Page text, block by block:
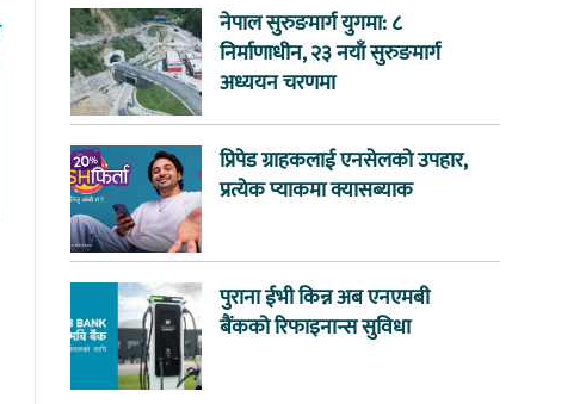
नेपाल सुरुङमार्ग युगमा: ८
निर्माणाधीन, २३ नयाँ सुरुङमार्ग
अध्ययन चरणमा
प्रिपेड ग्राहकलाई एनसेलको उपहार,
प्रत्येक प्याकमा क्यासब्याक
पुराना ईभी किन्न अब एनएमबी
बैंकको रिफाइनान्स सुविधा